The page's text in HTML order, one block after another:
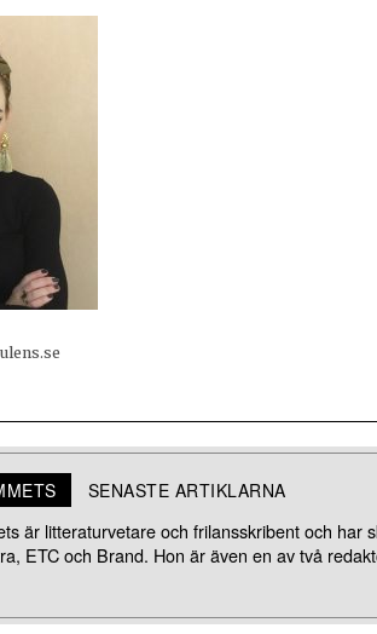
SENASTE ARTIKLARNA
är litteraturvetare och frilansskribent och har
ETC och Brand. Hon är även en av två